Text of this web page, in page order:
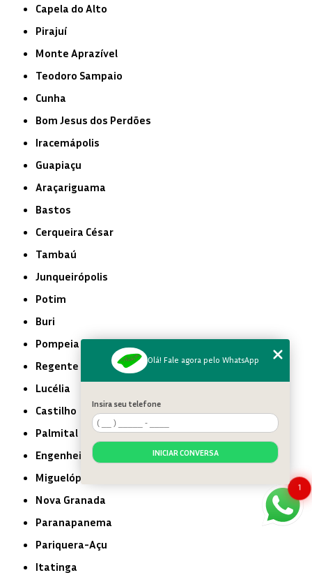
Capela do Alto
Pirajuí
Monte Aprazível
Teodoro Sampaio
Cunha
Bom Jesus dos Perdões
Iracemápolis
Guapiaçu
Araçariguama
Bastos
Cerqueira César
Tambaú
Junqueirópolis
Potim
Buri
Pompeia
Regente Feijó
Lucélia
Castilho
Palmital
Engenheiro Coelho
Miguelópolis
Nova Granada
Paranapanema
Pariquera-Açu
Itatinga
1
Olá! Fale agora pelo WhatsApp
Insira seu telefone
INICIAR CONVERSA